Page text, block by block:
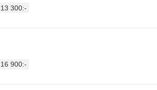
13 300:-
16 900:-